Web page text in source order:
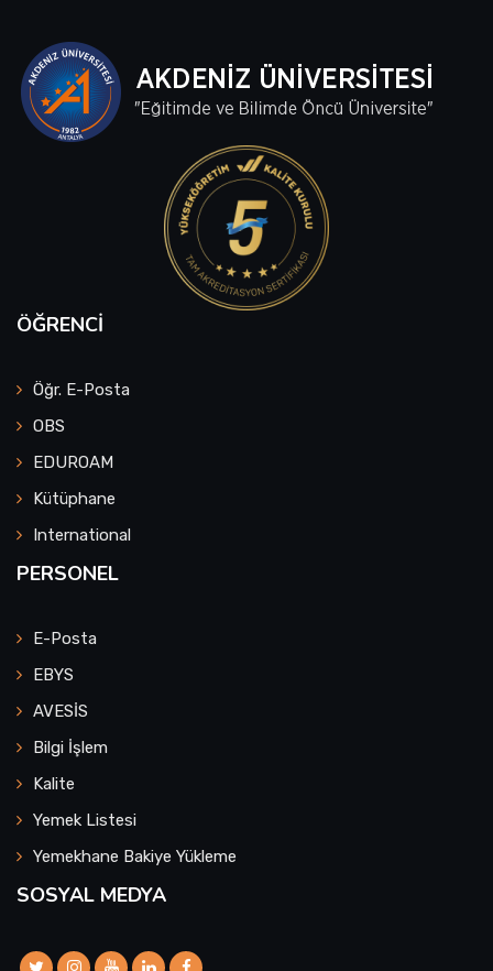
ÖĞRENCI
Öğr. E-Posta
OBS
EDUROAM
Kütüphane
International
PERSONEL
E-Posta
EBYS
AVESİS
Bilgi İşlem
Kalite
Yemek Listesi
Yemekhane Bakiye Yükleme
SOSYAL MEDYA